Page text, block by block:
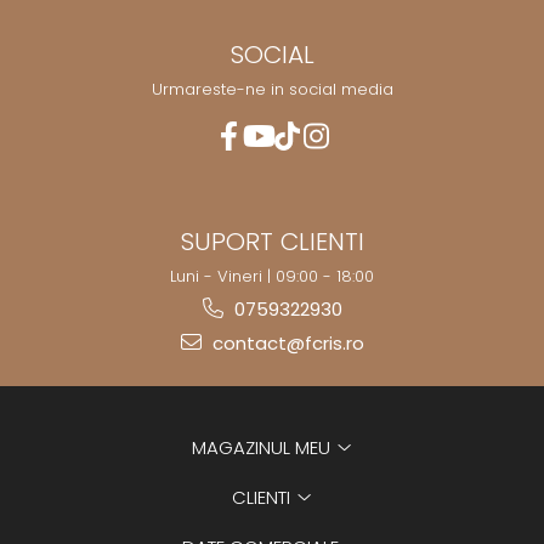
SOCIAL
Urmareste-ne in social media
SUPORT CLIENTI
Luni - Vineri | 09:00 - 18:00
0759322930
contact@fcris.ro
MAGAZINUL MEU
CLIENTI